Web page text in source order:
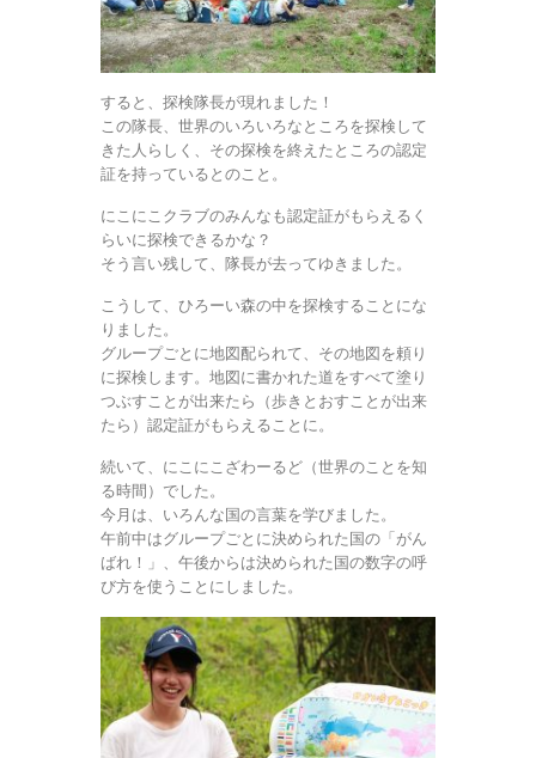
すると、探検隊長が現れました！
この隊長、世界のいろいろなところを探検して
きた人らしく、その探検を終えたところの認定
証を持っているとのこと。
にこにこクラブのみんなも認定証がもらえるく
らいに探検できるかな？
そう言い残して、隊長が去ってゆきました。
こうして、ひろーい森の中を探検することにな
りました。
グループごとに地図配られて、その地図を頼り
に探検します。地図に書かれた道をすべて塗り
つぶすことが出来たら（歩きとおすことが出来
たら）認定証がもらえることに。
続いて、にこにこざわーるど（世界のことを知
る時間）でした。
今月は、いろんな国の言葉を学びました。
午前中はグループごとに決められた国の「がん
ばれ！」、午後からは決められた国の数字の呼
び方を使うことにしました。